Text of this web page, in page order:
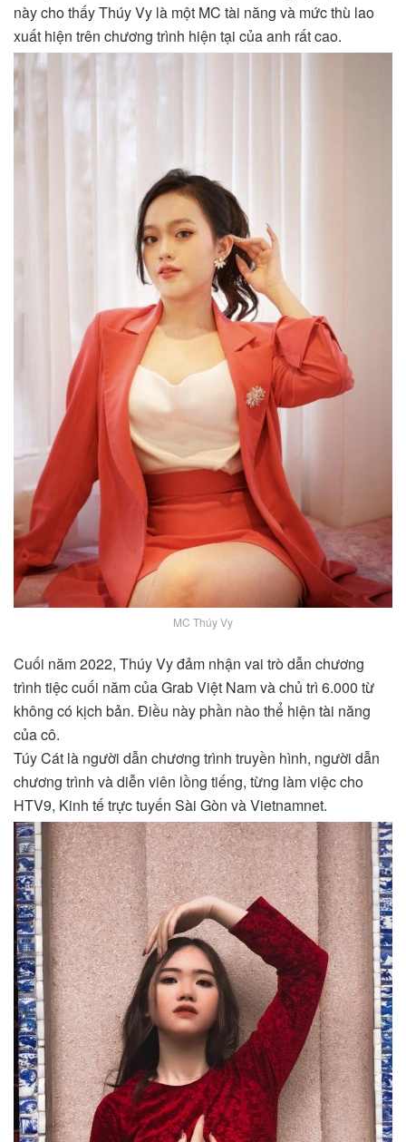
này cho thấy Thúy Vy là một MC tài năng và mức thù lao
xuất hiện trên chương trình hiện tại của anh rất cao.
MC Thúy Vy
Cuối năm 2022, Thúy Vy đảm nhận vai trò dẫn chương
trình tiệc cuối năm của Grab Việt Nam và chủ trì 6.000 từ
không có kịch bản. Điều này phần nào thể hiện tài năng
của cô.
Túy Cát là người dẫn chương trình truyền hình, người dẫn
chương trình và diễn viên lồng tiếng, từng làm việc cho
HTV9, Kinh tế trực tuyến Sài Gòn và Vietnamnet.